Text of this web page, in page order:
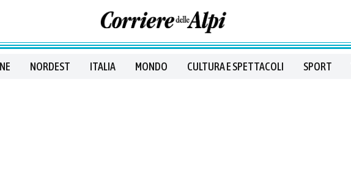
NORDEST ITALIA MONDO CULTURA E SPETTACOLI SPORT